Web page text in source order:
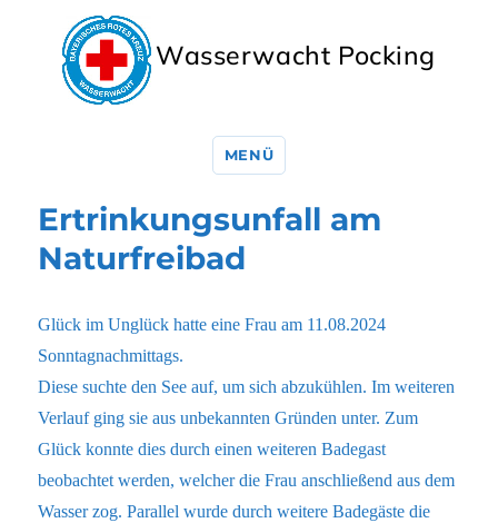
Wasserwacht Pocking
MENÜ
Ertrinkungsunfall am
Naturfreibad
Glück im Unglück hatte eine Frau am 11.08.2024
Sonntagnachmittags.
Diese suchte den See auf, um sich abzukühlen. Im weiteren
Verlauf ging sie aus unbekannten Gründen unter. Zum
Glück konnte dies durch einen weiteren Badegast
beobachtet werden, welcher die Frau anschließend aus dem
Wasser zog. Parallel wurde durch weitere Badegäste die